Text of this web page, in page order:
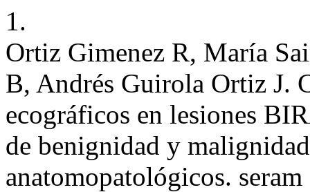
1.
Ortiz Gimenez R, María
B, Andrés Guirola Ortiz J.
ecográficos en lesiones
de benignidad y
anatomopatológicos.